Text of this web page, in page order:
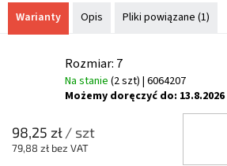
Warianty Opis Pliki powiązane (1)
Rozmiar: 7
Na stanie (2 szt) | 6064207
Możemy doręczyć do: 13.8.2026
98,25 zł/ szt
79,88 zł bez VAT